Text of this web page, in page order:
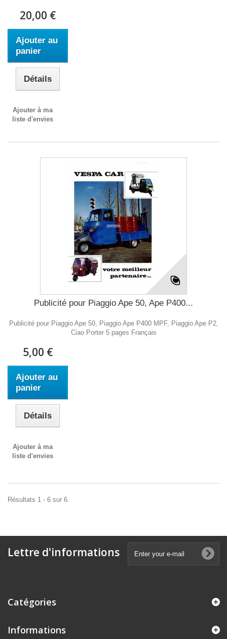
20,00 €
Ajouter au
panier
Détails
Ajouter à ma
liste d'envies
Publicité pour Piaggio Ape 50, Ape P400...
Publicité pour Piaggio Ape 50, Piaggio Ape P400 MPF, Piaggio Ape P2,
Ciao Porter 5 pages Français
5,00 €
Ajouter au
panier
Détails
Ajouter à ma
liste d'envies
Résultats 1 - 6 sur 6.
Lettre d'informations
Catégories
Informations